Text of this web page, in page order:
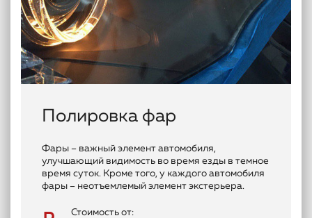
Полировка фар
Фары – важный элемент автомобиля,
улучшающий видимость во время езды в темное
время суток. Кроме того, у каждого автомобиля
фары – неотъемлемый элемент экстерьера.
Стоимость от: